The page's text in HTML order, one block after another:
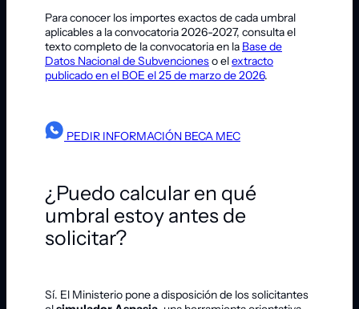
Para conocer los importes exactos de cada umbral
aplicables a la convocatoria 2026-2027, consulta el
texto completo de la convocatoria en la Base de
Datos Nacional de Subvencioneso elextracto
publicado en el BOE el 25 de marzo de 2026.
PEDIR INFORMACIÓN BECA MEC
¿Puedo calcular en qué
umbral estoy antes de
solicitar?
Sí. El Ministerio pone a disposición de los solicitantes